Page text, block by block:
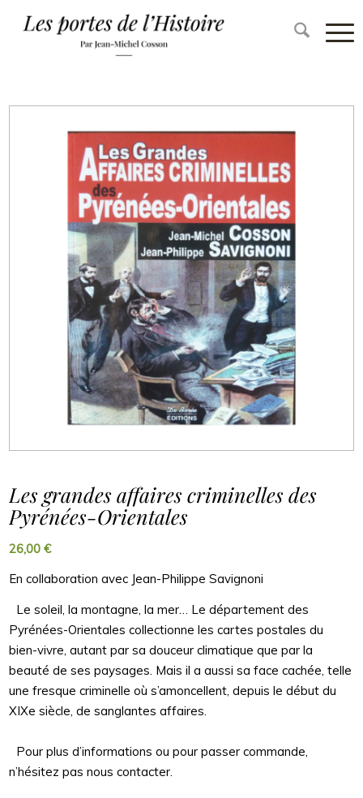
Les grandes affaires criminelles des
Pyrénées-Orientales
26,00€
En collaboration avec Jean-Philippe Savignoni
Le soleil, la montagne, la mer… Le département des
Pyrénées-Orientales collectionne les cartes postales du
bien-vivre, autant par sa douceur climatique que par la
beauté de ses paysages. Mais il a aussi sa face cachée, telle
une fresque criminelle où s’amoncellent, depuis le début du
XIXe siècle, de sanglantes affaires.
Pour plus d’informations ou pour passer commande,
n’hésitez pas nous contacter.